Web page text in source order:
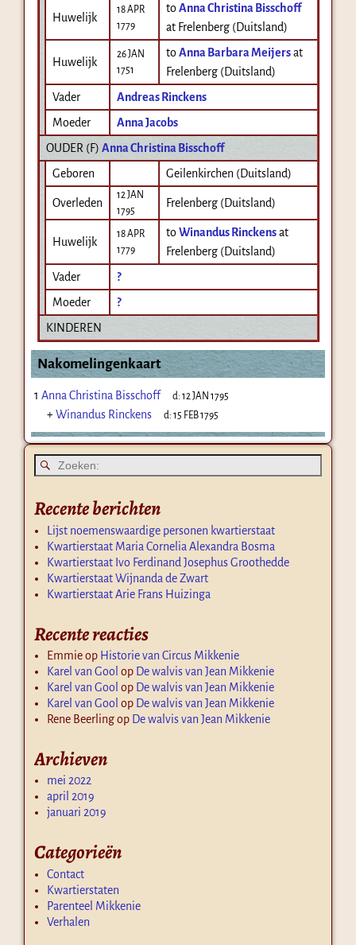
Huwelijk
18 APR
1779
toAnna Christina Bisschoff
at Frelenberg (Duitsland)
Huwelijk
26 JAN
1751
toAnna Barbara Meijers at
Frelenberg (Duitsland)
Vader
Andreas Rinckens
Moeder
Anna Jacobs
OUDER (F) Anna Christina Bisschoff
Geboren
Geilenkirchen (Duitsland)
Overleden
12 JAN
1795
Frelenberg (Duitsland)
Huwelijk
18 APR
1779
toWinandus Rinckens at
Frelenberg (Duitsland)
Vader
?
Moeder
?
KINDEREN
Nakomelingenkaart
1 Anna Christina Bisschoff d:12 JAN 1795
+Winandus Rinckens d:15 FEB 1795
Recente berichten
Lijst noemenswaardige personen kwartierstaat
Kwartierstaat Maria Cornelia Alexandra Bosma
Kwartierstaat Ivo Ferdinand Josephus Groothedde
Kwartierstaat Wijnanda de Zwart
Kwartierstaat Arie Frans Huizinga
Recente reacties
Emmieop Historie van Circus Mikkenie
Karel van Gool op De walvis van Jean Mikkenie
Karel van Gool op De walvis van Jean Mikkenie
Karel van Gool op De walvis van Jean Mikkenie
Rene Beerlingop De walvis van Jean Mikkenie
Archieven
mei 2022
april 2019
januari 2019
Categorieën
Contact
Kwartierstaten
Parenteel Mikkenie
Verhalen